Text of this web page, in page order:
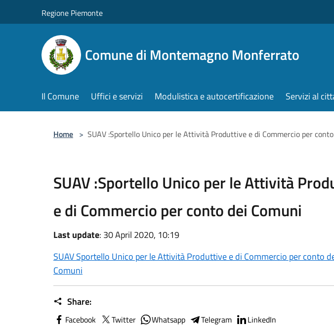
Regione Piemonte
Comune di Montemagno Monferrato
Il Comune Uffici e servizi Modulistica e autocertificazione Servizi al
Home > SUAV :Sportello Unico per le Attività Produttive e di Commercio per
SUAV :Sportello Unico per le Attività
e di Commercio per conto dei Comuni
Last update: 30 April 2020, 10:19
SUAV Sportello Unico per le Attività Produttive e di Commercio per conto
Comuni
Share:
Facebook Twitter Whatsapp Telegram LinkedIn